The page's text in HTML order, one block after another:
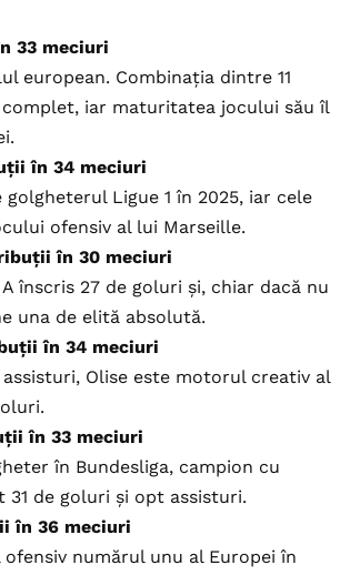
33 meciuri
european. Combinația dintre 11
iar maturitatea jocului său îl
în 34 meciuri
Ligue 1 în 2025, iar cele
ofensiv al lui Marseille.
în 30 meciuri
înscris 27 de goluri și, chiar dacă nu
una de elită absolută.
în 34 meciuri
Olise este motorul creativ al
în 33 meciuri
în Bundesliga, campion cu
31 de goluri și opt assisturi.
în 36 meciuri
numărul unu al Europei în